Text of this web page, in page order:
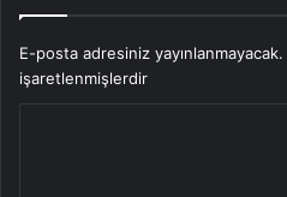
E-posta adresiniz yayınlanmayacak.
işaretlenmişlerdir